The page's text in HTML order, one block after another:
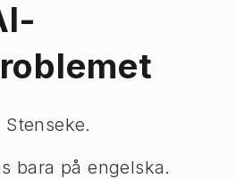
bara på engelska.